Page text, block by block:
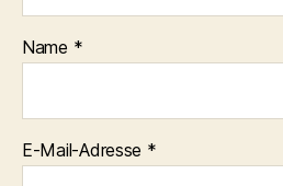
Name *
E-Mail-Adresse *